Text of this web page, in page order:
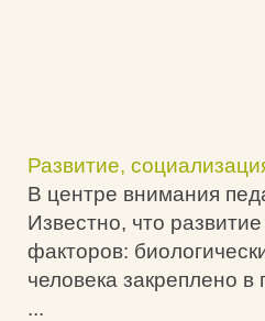
Развитие,
В центре внимания
Известно, что
факторов:
человека закреплено
...